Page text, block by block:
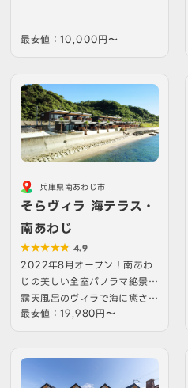
最安値：10,000円〜
兵庫県南あわじ市
そらヴィラ 海テラス・
南あわじ
4.9
2022年8月オープン！南あわ
じの美しい全室パノラマ絶景と
露天風呂のヴィラで海に癒さ…
最安値：19,980円〜